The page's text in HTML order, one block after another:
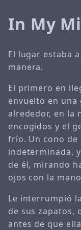
In My
El lugar estaba
manera.
El primero en
envuelto en
alrededor, en la
encogidos y el
frío. Un cono de
indeterminada,
de él, mirando
ojos con la
Le interrumpió
de sus zapatos,
antes de que